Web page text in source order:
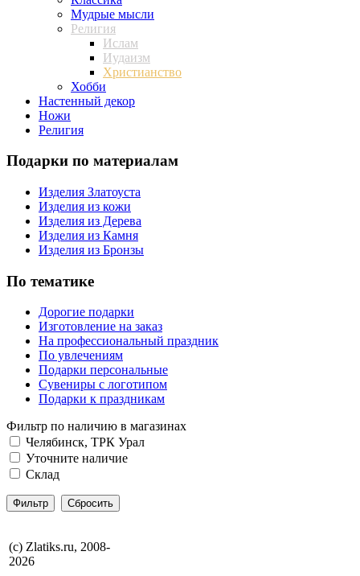
Мудрые мысли
Религия
Ислам
Иудаизм
Христианство
Хобби
Настенный декор
Ножи
Религия
Подарки по материалам
Изделия Златоуста
Изделия из кожи
Изделия из Дерева
Изделия из Камня
Изделия из Бронзы
По тематике
Дорогие подарки
Изготовление на заказ
На профессиональный праздник
По увлечениям
Подарки персональные
Сувениры с логотипом
Подарки к праздникам
Фильтр по наличию в магазинах
Челябинск, ТРК Урал
Уточните наличие
Склад
(с) Zlatiks.ru, 2008-
2026